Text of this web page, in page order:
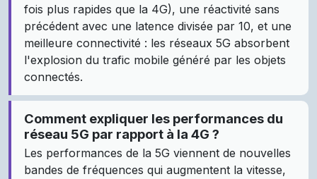
fois plus rapides que la 4G), une réactivité sans
précédent avec une latence divisée par 10, et une
meilleure connectivité : les réseaux 5G absorbent
l'explosion du trafic mobile généré par les objets
connectés.
Comment expliquer les performances du
réseau 5G par rapport à la 4G ?
Les performances de la 5G viennent de nouvelles
bandes de fréquences qui augmentent la vitesse,